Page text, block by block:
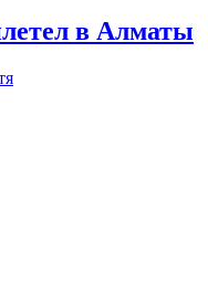
в Алматы